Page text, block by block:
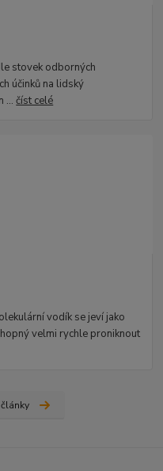
stovek odborných
účinků na lidský
...číst celé
vodík se jeví jako
velmi rychle proniknout